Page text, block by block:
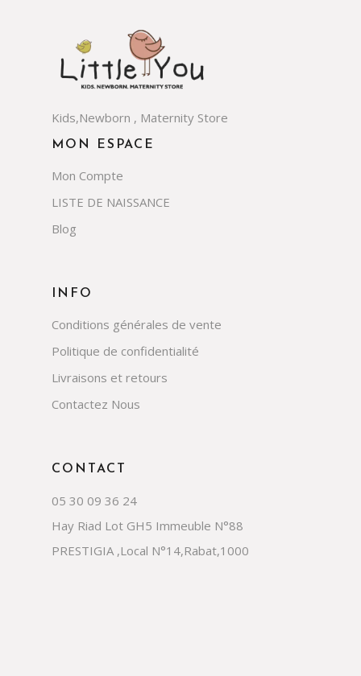
CONTACT
05 30 09 36 24
Hay Riad Lot GH5 Immeuble N°88
PRESTIGIA ,Local N°14,Rabat,1000
INFO
Conditions générales de vente
Politique de confidentialité
Livraisons et retours
Contactez Nous
MON ESPACE
Mon Compte
LISTE DE NAISSANCE
Blog
Kids,Newborn , Maternity Store